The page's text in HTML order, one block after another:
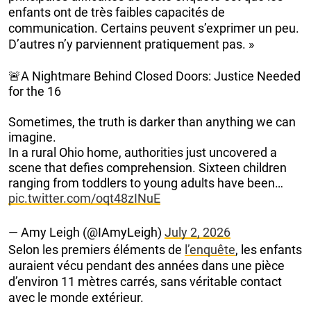
enfants ont de très faibles capacités de
communication. Certains peuvent s’exprimer un peu.
D’autres n’y parviennent pratiquement pas. »
🚨A Nightmare Behind Closed Doors: Justice Needed
for the 16
​Sometimes, the truth is darker than anything we can
imagine.
​In a rural Ohio home, authorities just uncovered a
scene that defies comprehension. Sixteen children
ranging from toddlers to young adults have been…
pic.twitter.com/oqt48zINuE
— Amy Leigh (@IAmyLeigh) July 2, 2026
Selon les premiers éléments de l’enquête, les enfants
auraient vécu pendant des années dans une pièce
d’environ 11 mètres carrés, sans véritable contact
avec le monde extérieur.